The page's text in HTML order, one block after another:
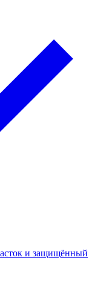
и защищённый